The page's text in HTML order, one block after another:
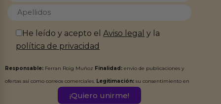
He leído y acepto elAviso legal y la
política de privacidad
Responsable: Ferran Roig Muñoz Finalidad: envío de publicaciones y
ofertas así como correos comerciales. Legitimación: su consentimiento en
Destinatarios:Ferran Roig Muñoz. Podrás ejercer tus